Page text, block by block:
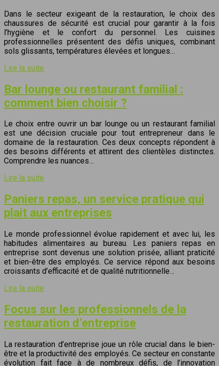
Dans le secteur exigeant de la restauration, le choix des
chaussures de sécurité est crucial pour garantir à la fois
l’hygiène et le confort du personnel. Les cuisines
professionnelles présentent des défis uniques, combinant
sols glissants, températures élevées et longues…
Lire la suite
Bar lounge ou restaurant familial :
comment bien choisir ?
Le choix entre ouvrir un bar lounge ou un restaurant familial
est une décision cruciale pour tout entrepreneur dans le
domaine de la restauration. Ces deux concepts répondent à
des besoins différents et attirent des clientèles distinctes.
Comprendre les nuances…
Lire la suite
Paniers repas, un service pratique qui
plait aux entreprises
Le monde professionnel évolue rapidement et avec lui, les
habitudes alimentaires au bureau. Les paniers repas en
entreprise sont devenus une solution prisée, alliant praticité
et bien-être des employés. Ce service répond aux besoins
croissants d’efficacité et de qualité nutritionnelle…
Lire la suite
Focus sur les professionnels de la
restauration d’entreprise
La restauration d’entreprise joue un rôle crucial dans le bien-
être et la productivité des employés. Ce secteur en constante
évolution fait face à de nombreux défis, de l’innovation